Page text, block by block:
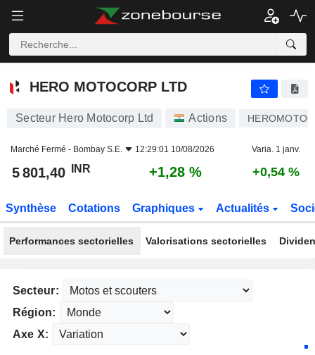
HERO MOTOCORP LTD
HERO MOTOCORP LTD
Secteur Hero Motocorp Ltd Actions
Marché Fermé - Bombay S.E. 12:29:01 10/08/2026 Varia. 1 janv.
5 801,40 INR +1,28 % +0,54 %
Synthèse Cotations Graphiques Actualités
Performances sectorielles Valorisations sectorielles
Secteur:
Région:
Axe X: